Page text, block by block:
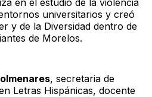
universitarios y creó
y de la Diversidad dentro de
de Morelos.
, secretaria de
Letras Hispánicas, docente